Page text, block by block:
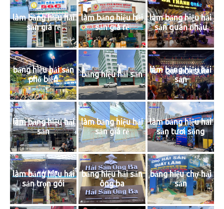
làm bảng hiệu hải
sản giá rẻ
làm bảng hiệu hải
sản giá rẻ
làm bảng hiệu hải
sản quán nhậu
bảng hiệu hải sản
phố biển
bảng hiệu hải sản
làm bảng hiệu hải
sản
làm bảng hiệu hải
sản
làm bảng hiệu hải
sản giá rẻ
làm bảng hiệu hải
sản tươi sống
làm bảng hiệu hải
sản trọn gói
bảng hiệu hải sản
ông ba
bảng hiệu chợ hải
sản